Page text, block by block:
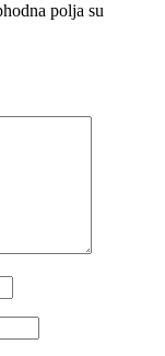
polja su